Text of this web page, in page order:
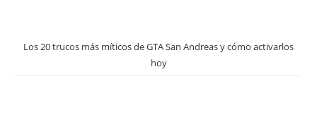
Los 20 trucos más míticos de GTA San Andreas y cómo activarlos
hoy